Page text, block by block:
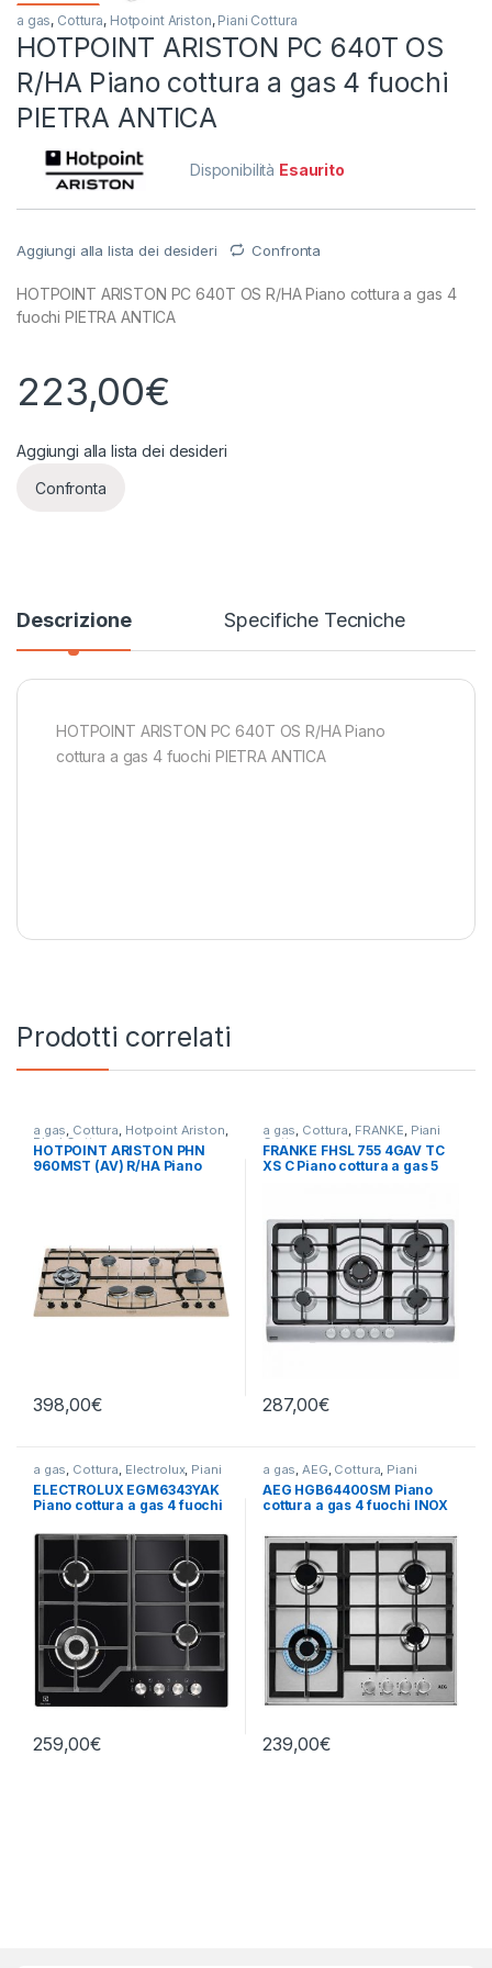
a gas, Cottura, Hotpoint Ariston, Piani Cottura
HOTPOINT ARISTON PC 640T OS
R/HA Piano cottura a gas 4 fuochi
PIETRA ANTICA
Disponibilità Esaurito
Aggiungi alla lista dei desideri Confronta
HOTPOINT ARISTON PC 640T OS R/HA Piano cottura a gas 4
fuochi PIETRA ANTICA
223,00€
Aggiungi alla lista dei desideri
Confronta
Descrizione Specifiche Tecniche
HOTPOINT ARISTON PC 640T OS R/HA Piano
cottura a gas 4 fuochi PIETRA ANTICA
Prodotti correlati
a gas, Cottura, Hotpoint Ariston,
Piani Cottura
HOTPOINT ARISTON PHN
960MST (AV) R/HA Piano
398,00€
a gas, Cottura, FRANKE, Piani
Cottura
FRANKE FHSL 755 4GAV TC
XS C Piano cottura a gas 5
287,00€
a gas, Cottura, Electrolux, Piani
Cottura
ELECTROLUX EGM6343YAK
Piano cottura a gas 4 fuochi
259,00€
a gas,AEG, Cottura, Piani
Cottura
AEG HGB64400SM Piano
cottura a gas 4 fuochi INOX
239,00€